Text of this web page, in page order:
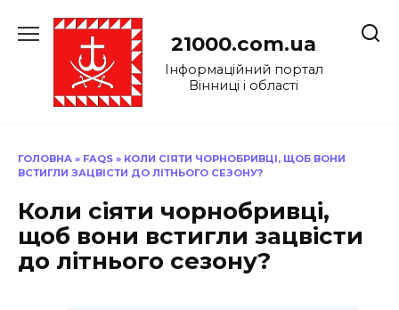
до
21000.com.ua
Інформаційний портал
Вінниці і області
ГОЛОВНА » FAQS » КОЛИ СІЯТИ ЧОРНОБРИВЦІ, ЩОБ ВОНИ
ВСТИГЛИ ЗАЦВІСТИ ДО ЛІТНЬОГО СЕЗОНУ?
Коли сіяти чорнобривці,
щоб вони встигли зацвісти
до літнього сезону?